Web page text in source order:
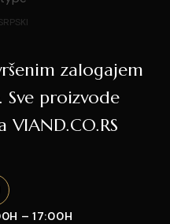
zalogajem
Sve proizvode
– 17:00H